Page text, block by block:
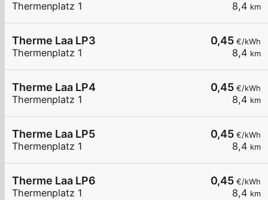
8,4 km
Thermenplatz 1
0,45 €/kWh
8,4 km
Therme Laa LP3
Thermenplatz 1
0,45 €/kWh
8,4 km
Therme Laa LP4
Thermenplatz 1
0,45 €/kWh
8,4 km
Therme Laa LP5
Thermenplatz 1
0,45 €/kWh
8,4 km
Therme Laa LP6
Thermenplatz 1